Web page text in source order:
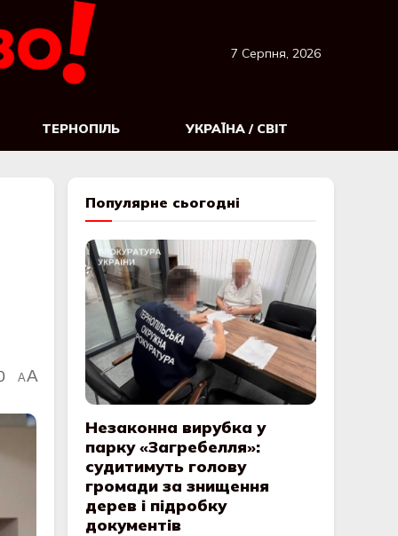
7 Серпня, 2026
ТЕРНОПІЛЬ УКРАЇНА / СВІТ
AA
Популярне сьогодні
Незаконна вирубка у
парку «Загребелля»:
судитимуть голову
громади за знищення
дерев і підробку
документів